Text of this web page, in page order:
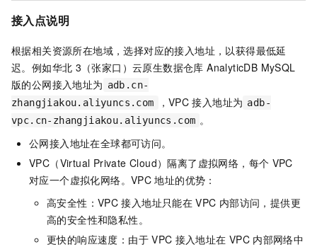
接入点说明
根据相关资源所在地域，选择对应的接入地址，以获得最低延
迟。例如华北 3（张家口） 云原生数据仓库 AnalyticDB MySQL
版的公网接入地址为 adb.cn-
zhangjiakou.aliyuncs.com
，VPC 接入地址为 adb-
vpc.cn-zhangjiakou.aliyuncs.com 。
公网接入地址在全球都可访问。
VPC（Virtual Private Cloud）隔离了虚拟网络，每个 VPC
对应一个虚拟化网络。VPC 地址的优势：
高安全性：VPC 接入地址只能在 VPC 内部访问，提供更
高的安全性和隐私性。
更快的响应速度：由于 VPC 接入地址在 VPC 内部网络中